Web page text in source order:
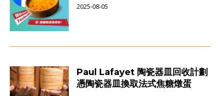
2025-08-05
Paul Lafayet 陶瓷器皿回收計劃
憑陶瓷器皿換取法式焦糖燉蛋